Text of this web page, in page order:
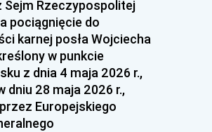
Sejm Rzeczypospolitej
pociągnięcie do
karnej posła Wojciecha
w punkcie
z dnia 4 maja 2026 r.,
dniu 28 maja 2026 r.,
Europejskiego